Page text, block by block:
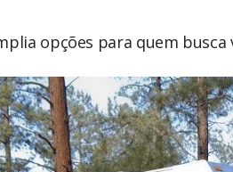
opções para quem